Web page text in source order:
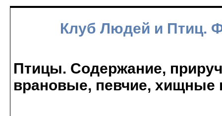
Клуб Людей и Птиц.
Птицы. Содержание,
врановые, певчие, хищные